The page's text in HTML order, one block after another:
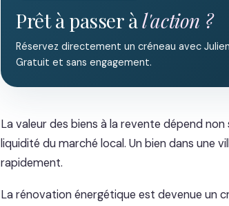
Prêt à passer àl'action ?
Réservez directement un créneau avec
Gratuit et sans engagement.
La valeur des biens à la revente dépend
liquidité du marché local. Un bien dans une
rapidement.
La rénovation énergétique est devenue un